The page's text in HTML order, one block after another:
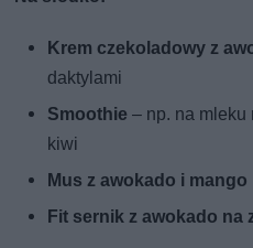
Krem czekoladowy z
daktylami
Smoothie – np. na mleku
kiwi
Mus z awokado i mango
Fit sernik z awokado na